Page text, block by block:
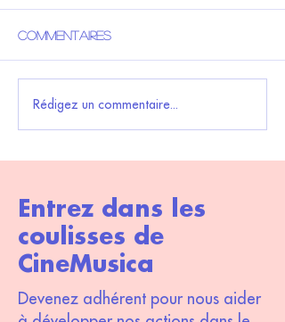
7ème édition de Lisula
Commentaires
Rédigez un commentaire...
Entrez dans les
coulisses de
CineMusica
Devenez adhérent pour nous aider